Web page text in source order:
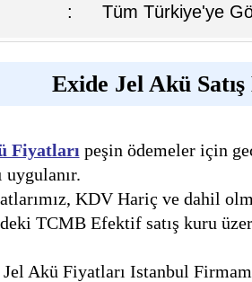
: Tüm Türkiye'ye
Exide Jel Akü
Fiyatları peşin ödemeler için
KDV Hariç ve dahil
TCMB Efektif satış kuru
Akü Fiyatları Istanbul